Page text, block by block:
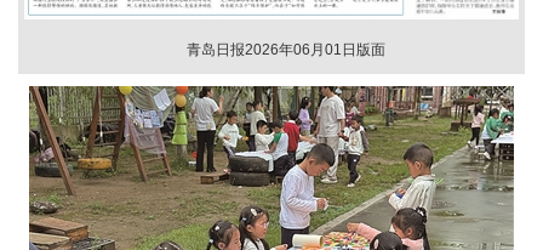
青岛日报2026年06月01日版面